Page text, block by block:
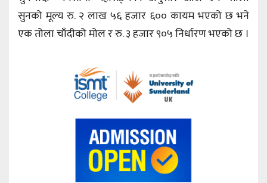
सुनको मूल्य रु. २ लाख ५६ हजार ६०० कायम भएको छ भने
एक तोला चाँदीको मोल र रु. ३ हजार ९०५ निर्धारण भएको छ ।